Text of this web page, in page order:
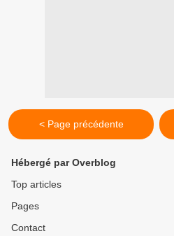
< Page précédente
Hébergé par Overblog
Top articles
Pages
Contact